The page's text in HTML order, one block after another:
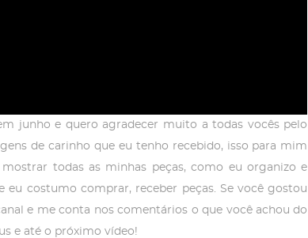
junho e quero agradecer muito a todas vocês pelo
de carinho que eu tenho recebido, isso para mim
todas as minhas peças, como eu organizo e
costumo comprar, receber peças. Se você gostou
e me conta nos comentários o que você achou do
e até o próximo vídeo!